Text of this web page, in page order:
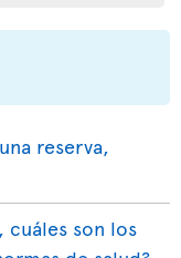
reserva,
cuáles son los